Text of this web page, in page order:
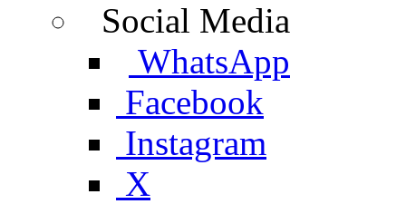
Social Media
WhatsApp
Facebook
Instagram
X